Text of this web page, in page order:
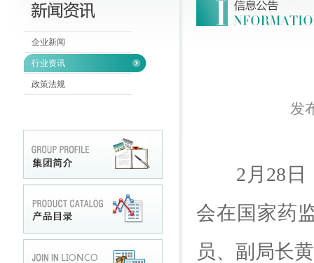
企业新闻
行业资讯
政策法规
发
2月28日
会在国家药
员、副局长